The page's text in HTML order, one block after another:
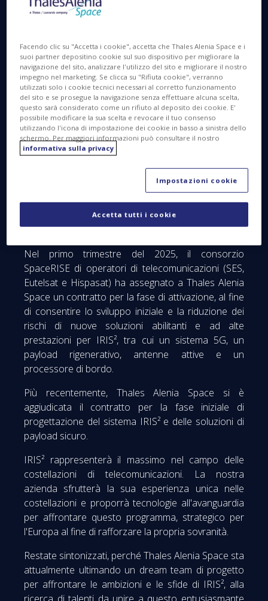
17 SET 2025
Thales Alenia Space è coinvolta nel progetto IRIS²
sin dall’inizio dell’attività promossa dalla
Commissione Europea. IRIS² è una futura
infrastruttura spaziale europea sicura, basata su
una costellazione di 282 satelliti: 18 in orbita
terrestre media (MEO) e 264 in orbita terrestre
bassa (LEO). Questo programma è fondamentale
per la sovranità spaziale dell’Europa nel campo
delle telecomunicazioni sicure, con l’obiettivo di
proteggere i dati di governi, istituzioni, operatori
economici e cittadini.
Nel primo trimestre del 2025, il consorzio
SpaceRISE di operatori di telecomunicazioni (SES,
Eutelsat e Hispasat) ha assegnato a Thales Alenia
Space un contratto per la fase di attivazione, al fine
di consentire lo sviluppo iniziale e la riduzione dei
rischi di nuove soluzioni abilitanti e ad alte
prestazioni per IRIS², tra cui un sistema 5G, un
payload rigenerativo, antenne attive e un
processore di bordo.
Più recentemente, Thales Alenia Space si è
aggiudicata il contratto per la fase iniziale di
progettazione del sistema IRIS² e delle soluzioni di
payload sicuro.
IRIS² rappresenterà il massimo nel campo delle
costellazioni di telecomunicazioni. La nostra
azienda sfrutterà la sua esperienza unica nelle
costellazioni e proporrà tecnologie all'avanguardia
per affrontare questo programma, strategico per
l'Europa al fine di rafforzare la propria sovranità.
Restate sintonizzati, perché Thales Alenia Space sta
attualmente ultimando un dream team di progetto
per affrontare le ambizioni e le sfide di IRIS², alla
Facendo clic su "Accetta i cookie", accetta che Thales Alenia Space e i
suoi partner depositino cookie sul suo dispositivo per migliorare la
navigazione del sito, analizzare l'utilizzo del sito e migliorare il nostro
impegno nel marketing. Se clicca su "Rifiuta cookie", verranno
utilizzati solo i cookie tecnici necessari al corretto funzionamento
del sito e se prosegue la navigazione senza effettuare alcuna scelta,
questo sarà considerato come un rifiuto al deposito dei cookie. E'
possibile modificare la sua scelta e revocare il tuo consenso
utilizzando l'icona di impostazione dei cookie in basso a sinistra dello
schermo. Per maggiori informazioni può consultare il nostro
informativa sulla privacy
Impostazioni cookie
Accetta tutti i cookie